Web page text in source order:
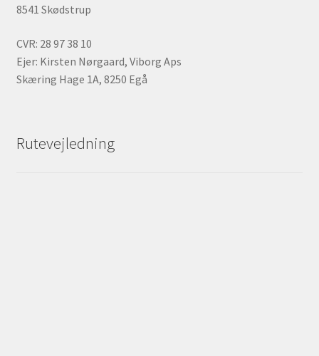
8541 Skødstrup
CVR: 28 97 38 10
Ejer: Kirsten Nørgaard, Viborg Aps
Skæring Hage 1A, 8250 Egå
Rutevejledning